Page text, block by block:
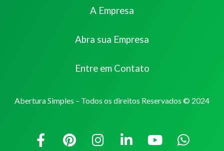
A Empresa
Abra sua Empresa
Entre em Contato
Abertura Simples – Todos os direitos Reservados © 2024